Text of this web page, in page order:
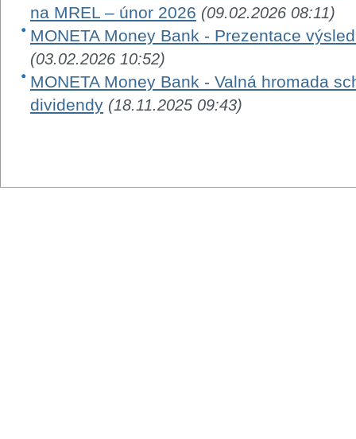
na MREL – únor 2026 (09.02.2026 08:11)
MONETA Money Bank - Prezentace
(03.02.2026 10:52)
MONETA Money Bank - Valná hromada
dividendy (18.11.2025 09:43)